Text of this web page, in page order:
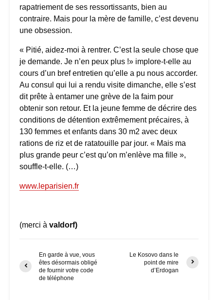
rapatriement de ses ressortissants, bien au
contraire. Mais pour la mère de famille, c’est devenu
une obsession.
« Pitié, aidez-moi à rentrer. C’est la seule chose que
je demande. Je n’en peux plus !» implore-t-elle au
cours d’un bref entretien qu’elle a pu nous accorder.
Au consul qui lui a rendu visite dimanche, elle s’est
dit prête à entamer une grève de la faim pour
obtenir son retour. Et la jeune femme de décrire des
conditions de détention extrêmement précaires, à
130 femmes et enfants dans 30 m2 avec deux
rations de riz et de ratatouille par jour. « Mais ma
plus grande peur c’est qu’on m’enlève ma fille »,
souffle-t-elle. (…)
www.leparisien.fr
(merci à valdorf)
En garde à vue, vous
êtes désormais obligé
de fournir votre code
de téléphone
Le Kosovo dans le
point de mire
d’Erdogan